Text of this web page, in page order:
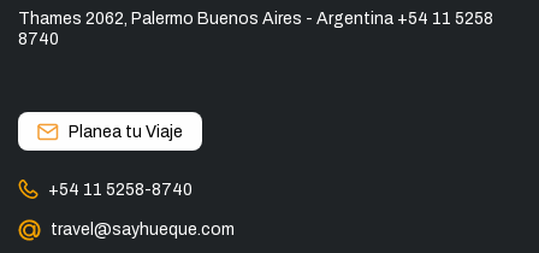
Thames 2062, Palermo Buenos Aires - Argentina +54 11 5258
8740
Planea tu Viaje
+54 11 5258-8740
travel@sayhueque.com